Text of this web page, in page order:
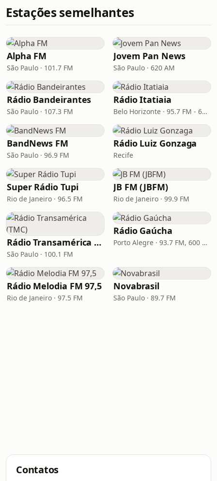
Estações semelhantes
Alpha FM
São Paulo · 101.7 FM
Jovem Pan News
São Paulo · 620 AM
Rádio Bandeirantes
São Paulo · 107.3 FM
Rádio Itatiaia
Belo Horizonte · 95.7 FM - 610 AM
BandNews FM
São Paulo · 96.9 FM
Rádio Luiz Gonzaga
Recife
Super Rádio Tupi
Rio de Janeiro · 96.5 FM
JB FM (JBFM)
Rio de Janeiro · 99.9 FM
Rádio Transamérica (TMC)
São Paulo · 100.1 FM
Rádio Gaúcha
Porto Alegre · 93.7 FM, 600 AM
Rádio Melodia FM 97,5
Rio de Janeiro · 97.5 FM
Novabrasil
São Paulo · 89.7 FM
Contatos